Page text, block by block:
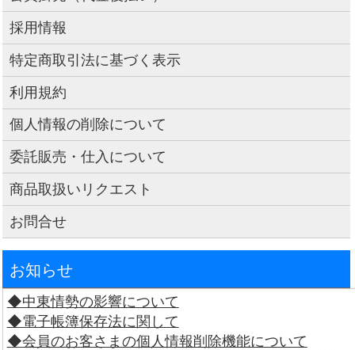
採用情報
特定商取引法に基づく表示
利用規約
個人情報の削除について
委託販売・仕入について
商品取扱いリクエスト
お問合せ
お知らせ
◆中東情勢の影響について
◆電子帳簿保存法に関して
◆会員のお客さまの個人情報削除機能について